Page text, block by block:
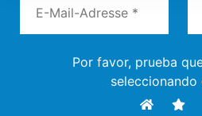
Por favor, prueba
seleccionando